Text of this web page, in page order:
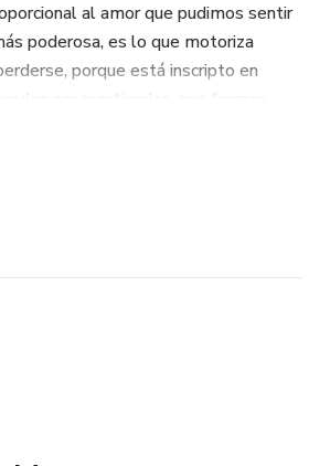
al amor que pudimos sentir
poderosa, es lo que motoriza
porque está inscripto en
ser reactivadas, que forman
potencial de salud.